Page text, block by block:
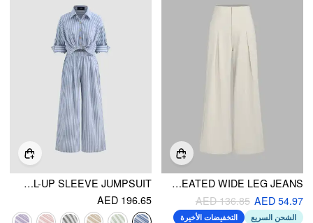
LOW RISE TIE BACK PLEATED WIDE LEG JEANS
AED 54.97
AED 136.85
الشحن السريع التخفيضات الأخيرة
COTTON-BLEND COLLAR SOLID STRIPED KNOTTED ROLL-UP SLEEVE JUMPSUIT
AED 196.65